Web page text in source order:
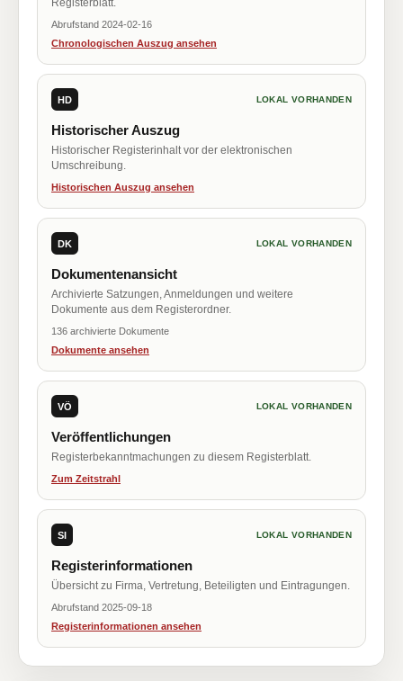
Registerblatt.
Abrufstand 2024-02-16
Chronologischen Auszug ansehen
HD LOKAL VORHANDEN
Historischer Auszug
Historischer Registerinhalt vor der elektronischen
Umschreibung.
Historischen Auszug ansehen
DK LOKAL VORHANDEN
Dokumentenansicht
Archivierte Satzungen, Anmeldungen und weitere
Dokumente aus dem Registerordner.
136 archivierte Dokumente
Dokumente ansehen
VÖ LOKAL VORHANDEN
Veröffentlichungen
Registerbekanntmachungen zu diesem Registerblatt.
Zum Zeitstrahl
SI LOKAL VORHANDEN
Registerinformationen
Übersicht zu Firma, Vertretung, Beteiligten und Eintragungen.
Abrufstand 2025-09-18
Registerinformationen ansehen